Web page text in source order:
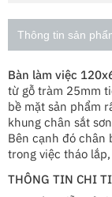
Thông tin sản
Bàn làm việc
từ gỗ tràm 25mm
bề mặt sản phẩm
khung chân sắt
Bên cạnh đó chân
trong việc tháo
THÔNG TIN CHI